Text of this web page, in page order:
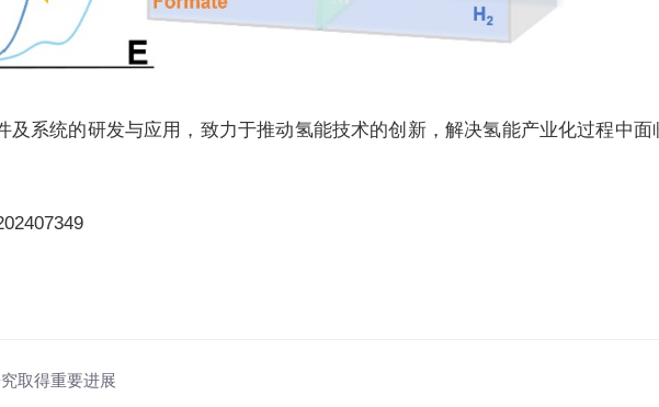
及系统的研发与应用，致力于推动氢能技术的创新，解决氢能产业化过程中
取得重要进展